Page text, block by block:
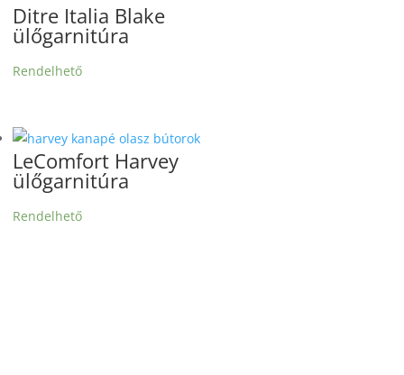
Ditre Italia Blake
ülőgarnitúra
Rendelhető
LeComfort Harvey
ülőgarnitúra
Rendelhető